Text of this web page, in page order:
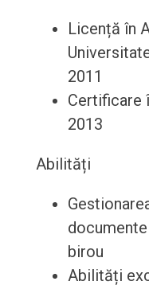
Licență în
2011
Certificare
2013
Abilități
birou
Abilități